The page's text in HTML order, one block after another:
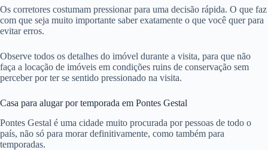
Os corretores costumam pressionar para uma decisão rápida. O que faz
com que seja muito importante saber exatamente o que você quer para
evitar erros.
Observe todos os detalhes do imóvel durante a visita, para que não
faça a locação de imóveis em condições ruins de conservação sem
perceber por ter se sentido pressionado na visita.
Casa para alugar por temporada em Pontes Gestal
Pontes Gestal é uma cidade muito procurada por pessoas de todo o
país, não só para morar definitivamente, como também para
temporadas.